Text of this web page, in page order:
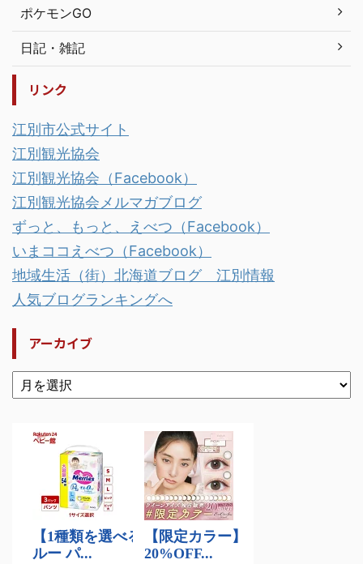
ポケモンGO
日記・雑記
リンク
江別市公式サイト
江別観光協会
江別観光協会（Facebook）
江別観光協会メルマガブログ
ずっと、もっと、えべつ（Facebook）
いまココえべつ（Facebook）
地域生活（街）北海道ブログ 江別情報
人気ブログランキングへ
アーカイブ